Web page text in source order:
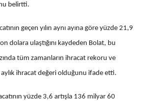
belirtti.
geçen yılın aynı ayına göre yüzde 21,9
dolara ulaştığını kaydeden Bolat, bu
tüm zamanların ihracat rekoru ve
ihracat değeri olduğunu ifade etti.
yüzde 3,6 artışla 136 milyar 60